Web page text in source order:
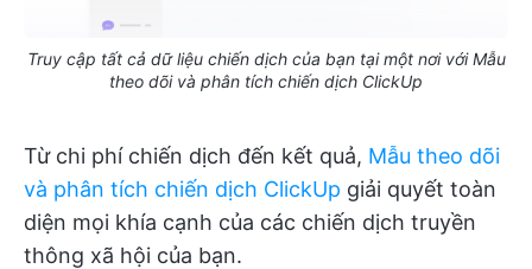
Truy cập tất cả dữ liệu chiến dịch của bạn tại một nơi với Mẫu
theo dõi và phân tích chiến dịch ClickUp
Từ chi phí chiến dịch đến kết quả, Mẫu theo dõi
và phân tích chiến dịch ClickUp giải quyết toàn
diện mọi khía cạnh của các chiến dịch truyền
thông xã hội của bạn.